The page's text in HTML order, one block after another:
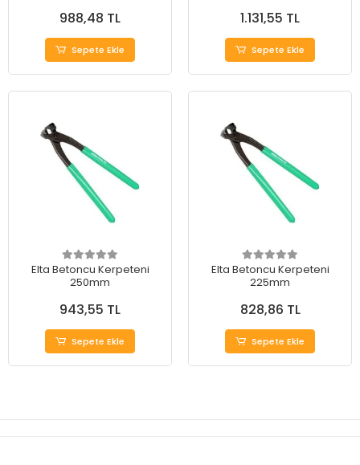
988,48 TL
Sepete Ekle
1.131,55 TL
Sepete Ekle
Elta Betoncu Kerpeteni
250mm
943,55 TL
Sepete Ekle
Elta Betoncu Kerpeteni
225mm
828,86 TL
Sepete Ekle